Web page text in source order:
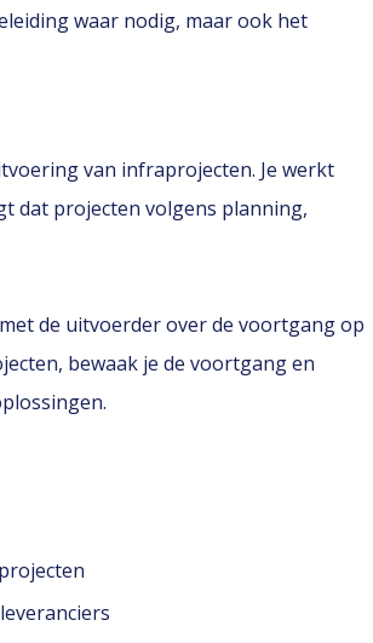
waar nodig, maar ook het
van infraprojecten. Je werkt
dat projecten volgens planning,
de uitvoerder over de voortgang op
bewaak je de voortgang en